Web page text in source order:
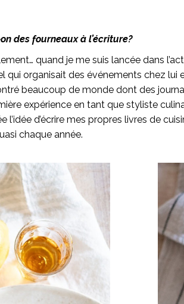
des fourneaux à l’écriture?
quand je me suis lancée dans
qui organisait des événements chez lui
beaucoup de monde dont des
expérience en tant que styliste
l’idée d’écrire mes propres livres de
chaque année.